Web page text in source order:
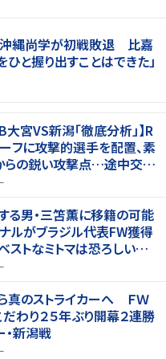
沖縄尚学が初戦敗退 比嘉
と握り出すことはできた」
大宮VS新潟「徹底分析」】R
フに攻撃的選手を配置、素
らの鋭い攻撃点…途中交代
る男・三笘薫に移籍の可能
ルがブラジル代表FW獲得
ストなミトマは恐ろしいほ
ら真のストライカーへ ＦＷ
わり２５年ぶり開幕２連勝
新潟戦